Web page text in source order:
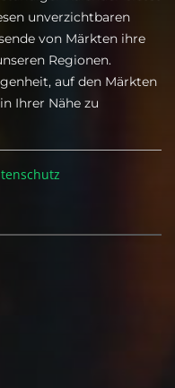
unverzichtbaren
von Märkten ihre
Regionen.
auf den Märkten
Ihrer Nähe zu